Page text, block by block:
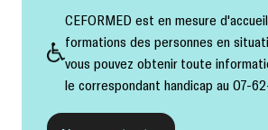
CEFORMED est en mesure
formations des personnes en
vous pouvez obtenir toute
le correspondant handicap au 07-